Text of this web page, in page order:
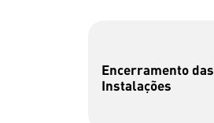
Encerramento das
Instalações